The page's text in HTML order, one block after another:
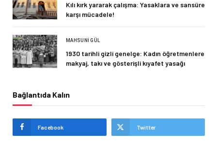
Kılı kırk yararak çalışma: Yasaklara ve sansüre
karşı mücadele!
MAHSUNI GÜL
1930 tarihli gizli genelge: Kadın öğretmenlere
makyaj, takı ve gösterişli kıyafet yasağı
Bağlantıda Kalın
Facebook Twitter